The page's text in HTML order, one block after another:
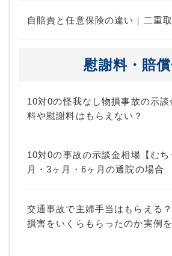
自賠責と任意保険の違い｜二重
慰謝料・賠
10対0の怪我なし物損事故の示
料や慰謝料はもらえない？
10対0の事故の示談金相場【むち
月・3ヶ月・6ヶ月の通院の場合
交通事故で主婦手当はもらえる
損害をいくらもらったのか実例